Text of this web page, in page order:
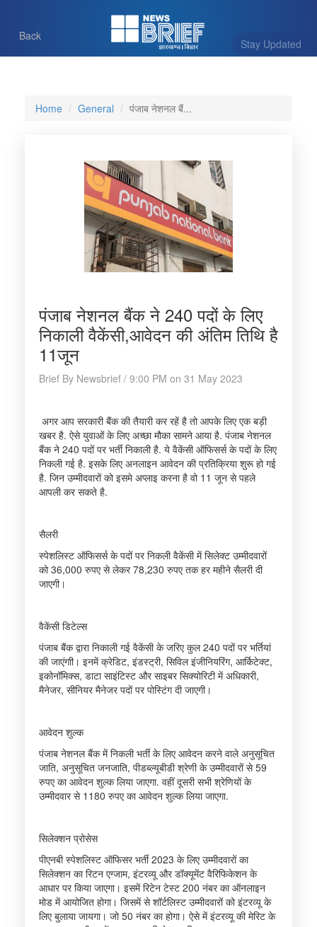
Stay Updated
Back
Home General पंजाब नेशनल बैं...
पंजाब नेशनल बैंक ने 240 पदों के लिए
निकाली वैकेंसी,आवेदन की अंतिम तिथि है
11जून
Brief By Newsbrief / 9:00 PM on 31 May 2023
अगर आप सरकारी बैंक की तैयारी कर रहें है तो आपके लिए एक बड़ी
खबर है. ऐसे युवाओं के लिए अच्छा मौका सामने आया है. पंजाब नेशनल
बैंक ने 240 पदों पर भर्ती निकाली है. ये वैकेंसी ऑफिसर्स के पदों के लिए
निकली गई है. इसके लिए अनलाइन आवेदन की प्रतिक्रिया शुरू हो गई
है. जिन उम्मीदवारों को इसमे अप्लाइ करना है वो 11 जून से पहले
आपली कर सकते है.
सैलरी
स्पेशलिस्ट ऑफिसर्स के पदों पर निकली वैकेंसी में सिलेक्ट उम्मीदवारों
को 36,000 रुपए से लेकर 78,230 रुपए तक हर महीने सैलरी दी
जाएगी।
वैकेंसी डिटेल्स
पंजाब बैंक द्वारा निकाली गई वैकेंसी के जरिए कुल 240 पदों पर भर्तियां
की जाएंगाी। इनमें क्रेडिट, इंडस्ट्री, सिविल इंजीनियरिंग, आर्किटेक्ट,
इकोनॉमिक्स, डाटा साइंटिस्ट और साइबर सिक्योरिटी में अधिकारी,
मैनेजर, सीनियर मैनेजर पदों पर पोस्टिंग दी जाएगी।
आवेदन शुल्क
पंजाब नेशनल बैंक में निकली भर्ती के लिए आवेदन करने वाले अनुसूचित
जाति, अनुसूचित जनजाति, पीडब्ल्यूबीडी श्रेणी के उम्मीदवारों से 59
रुपए का आवेदन शुल्क लिया जाएगा. वहीं दूसरी सभी श्रेणियों के
उम्मीदवार से 1180 रुपए का आवेदन शुल्क लिया जाएगा.
सिलेक्शन प्रोसेस
पीएनबी स्पेशलिस्ट ऑफिसर भर्ती 2023 के लिए उम्मीदवारों का
सिलेक्शन का रिटन एग्जाम, इंटरव्यू और डॉक्यूमेंट वैरिफिकेशन के
आधार पर किया जाएगा। इसमें रिटेन टेस्ट 200 नंबर का ऑनलाइन
मोड में आयोजित होगा। जिसमें से शॉर्टलिस्ट उम्मीदवारों को इंटरव्यू के
लिए बुलाया जायगा। जो 50 नंबर का होगा। ऐसे में इंटरव्यू की मेरिट के